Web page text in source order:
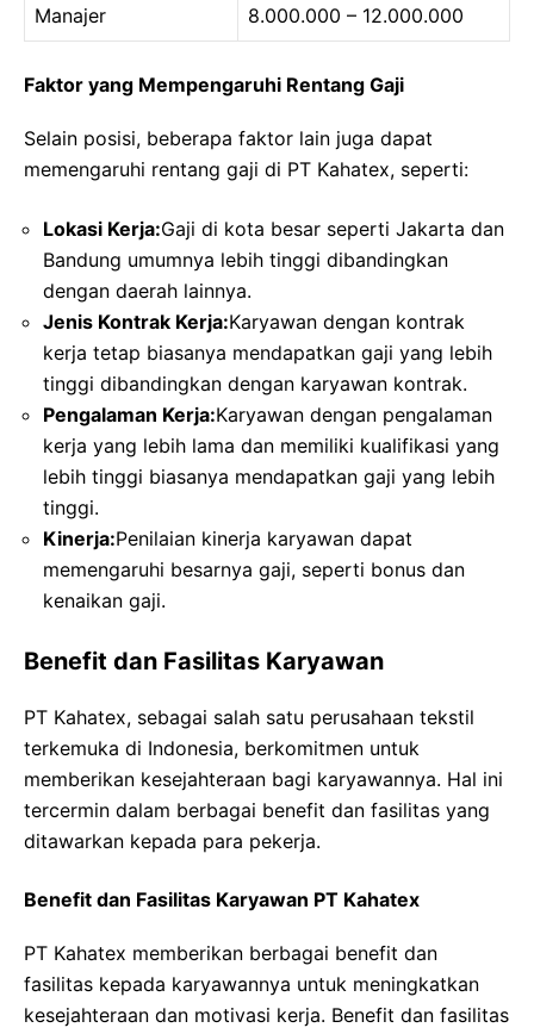
Manajer 8.000.000 – 12.000.000
Faktor yang Mempengaruhi Rentang Gaji
Selain posisi, beberapa faktor lain juga dapat
memengaruhi rentang gaji di PT Kahatex, seperti:
Lokasi Kerja:Gaji di kota besar seperti Jakarta dan
Bandung umumnya lebih tinggi dibandingkan
dengan daerah lainnya.
Jenis Kontrak Kerja:Karyawan dengan kontrak
kerja tetap biasanya mendapatkan gaji yang lebih
tinggi dibandingkan dengan karyawan kontrak.
Pengalaman Kerja:Karyawan dengan pengalaman
kerja yang lebih lama dan memiliki kualifikasi yang
lebih tinggi biasanya mendapatkan gaji yang lebih
tinggi.
Kinerja:Penilaian kinerja karyawan dapat
memengaruhi besarnya gaji, seperti bonus dan
kenaikan gaji.
Benefit dan Fasilitas Karyawan
PT Kahatex, sebagai salah satu perusahaan tekstil
terkemuka di Indonesia, berkomitmen untuk
memberikan kesejahteraan bagi karyawannya. Hal ini
tercermin dalam berbagai benefit dan fasilitas yang
ditawarkan kepada para pekerja.
Benefit dan Fasilitas Karyawan PT Kahatex
PT Kahatex memberikan berbagai benefit dan
fasilitas kepada karyawannya untuk meningkatkan
kesejahteraan dan motivasi kerja. Benefit dan fasilitas